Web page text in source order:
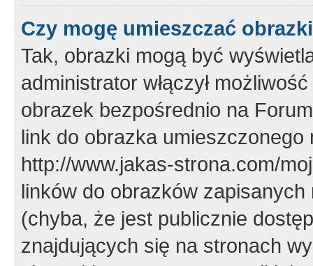
Czy mogę umieszczać
Tak, obrazki mogą być
administrator włączył
obrazek bezpośrednio na
link do obrazka
http://www.jakas-strona.com/
linków do obrazków
(chyba, że jest publicznie
znajdujących się na stronach